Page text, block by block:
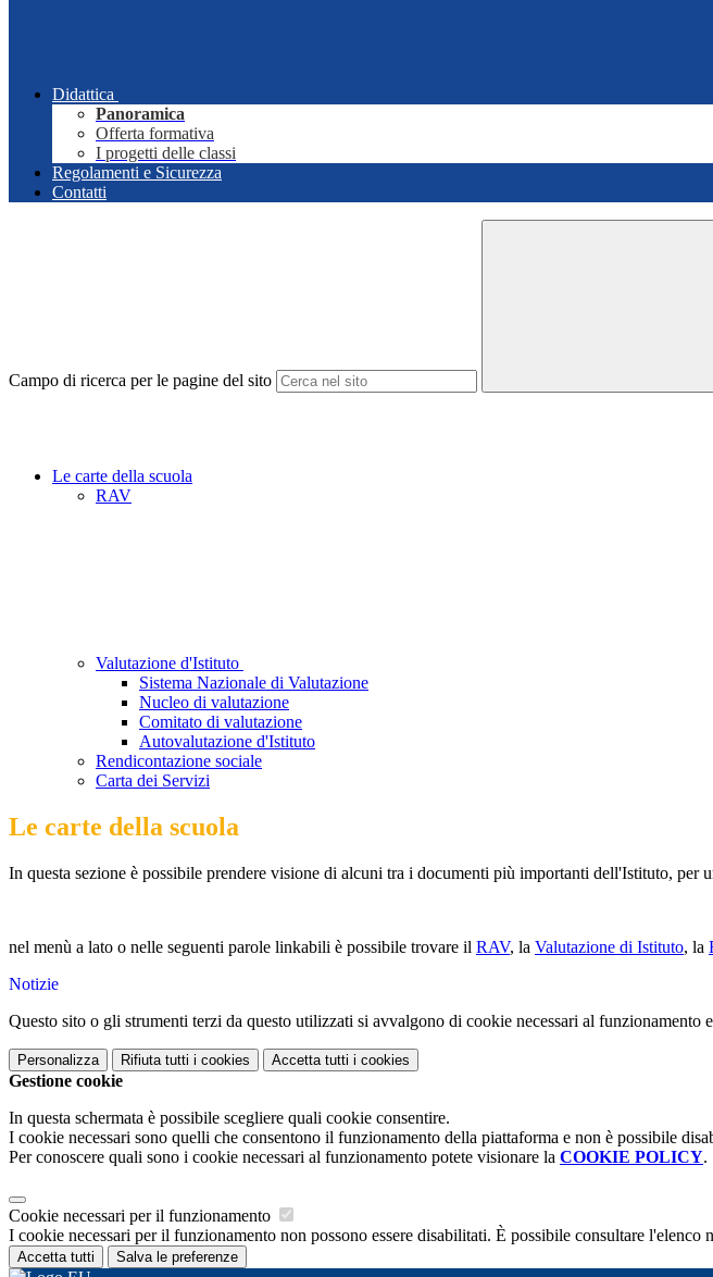
Didattica
Panoramica
Offerta formativa
I progetti delle classi
Regolamenti e Sicurezza
Contatti
Campo di ricerca per le pagine del sito
Le carte della scuola
RAV
Valutazione d'Istituto
Sistema Nazionale di Valutazione
Nucleo di valutazione
Comitato di valutazione
Autovalutazione d'Istituto
Rendicontazione sociale
Carta dei Servizi
Le carte della scuola
In questa sezione è possibile prendere visione di alcuni tra i documenti più importanti dell'Istituto, per
nel menù a lato o nelle seguenti parole linkabili è possibile trovare il RAV, la Valutazione di Istituto, la
Notizie
Questo sito o gli strumenti terzi da questo utilizzati si avvalgono di cookie necessari al funzionamento
Personalizza Rifiuta tutti i cookies Accetta tutti i cookies
Gestione cookie
In questa schermata è possibile scegliere quali cookie consentire.
I cookie necessari sono quelli che consentono il funzionamento della piattaforma e non è possibile
Per conoscere quali sono i cookie necessari al funzionamento potete visionare la COOKIE POLICY.
Cookie necessari per il funzionamento
I cookie necessari per il funzionamento non possono essere disabilitati. È possibile consultare l'elenco
Accetta tutti Salva le preferenze